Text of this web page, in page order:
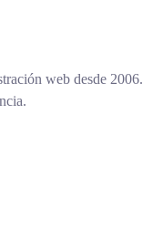
web desde 2006.